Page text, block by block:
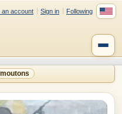
an account Sign in Following